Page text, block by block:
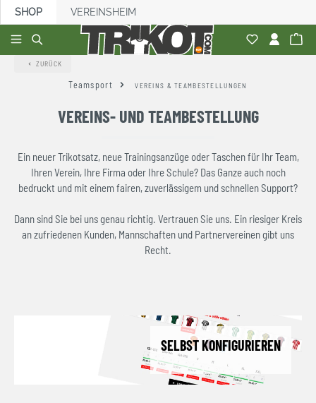
springen
SHOP VEREINSHEIM
ZURÜCK
Teamsport VEREINS & TEAMBESTELLUNGEN
VEREINS- UND TEAMBESTELLUNG
Ein neuer Trikotsatz, neue Trainingsanzüge oder Taschen für Ihr Team,
Ihren Verein, Ihre Firma oder Ihre Schule? Das Ganze auch noch
bedruckt und mit einem fairen, zuverlässigem und schnellen Support?
Dann sind Sie bei uns genau richtig. Vertrauen Sie uns. Ein riesiger Kreis
an zufriedenen Kunden, Mannschaften und Partnervereinen gibt uns
Recht.
SELBST KONFIGURIEREN